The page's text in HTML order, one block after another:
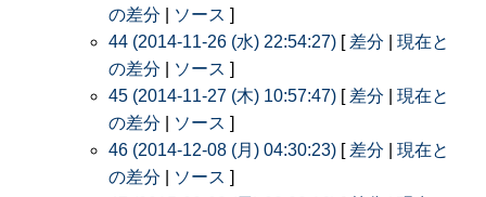
の差分
ソース ]
44 (2014-11-26 (水) 22:54:27) [ 差分
現在と
の差分
ソース ]
45 (2014-11-27 (木) 10:57:47) [ 差分
現在と
の差分
ソース ]
46 (2014-12-08 (月) 04:30:23) [ 差分
現在と
の差分
ソース ]